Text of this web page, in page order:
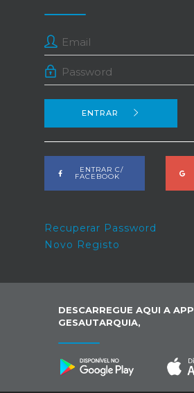
ENTRAR
ENTRAR C/
FACEBOOK
Recuperar Password
Novo Registo
DESCARREGUE AQUI A APP
GESAUTARQUIA,